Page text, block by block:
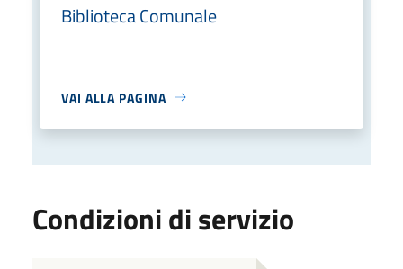
Biblioteca Comunale
VAI ALLA PAGINA
Condizioni di servizio